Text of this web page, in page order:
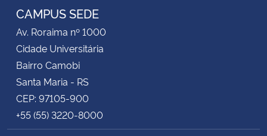
CAMPUS SEDE
Av. Roraima nº 1000
Cidade Universitária
Bairro Camobi
Santa Maria - RS
CEP: 97105-900
+55 (55) 3220-8000